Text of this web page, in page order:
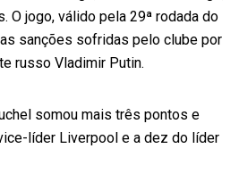
O jogo, válido pela 29ª rodada do
sanções sofridas pelo clube por
russo Vladimir Putin.
somou mais três pontos e
líder Liverpool e a dez do líder